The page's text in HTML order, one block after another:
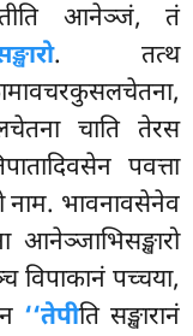
आनेञ्जं, तं
. तत्थ
चाति तेरस
पवत्ता
नाम. भावनावसेनेव
विपाकानं पच्चया,
‘‘तेपीति सङ्खारानं